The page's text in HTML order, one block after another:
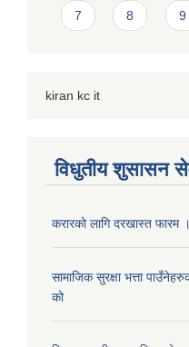
7 8 9
kiran kc it
विधुतीय शुसासन
करारको लागि दरखास्त फारम ।
सामाजिक सुरक्षा भत्ता
को